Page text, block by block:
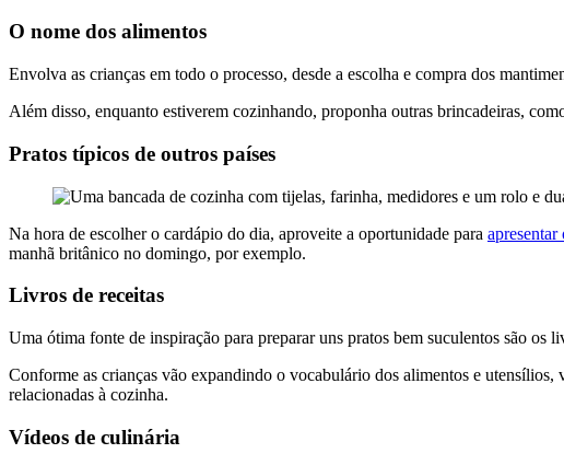
O nome dos alimentos
Envolva as crianças em todo o processo, desde a escolha e compra dos
Além disso, enquanto estiverem cozinhando, proponha outras brincadeiras,
Pratos típicos de outros países
Na hora de escolher o cardápio do dia, aproveite a oportunidade para
manhã britânico no domingo, por exemplo.
Livros de receitas
Uma ótima fonte de inspiração para preparar uns pratos bem suculentos são os
Conforme as crianças vão expandindo o vocabulário dos alimentos e
relacionadas à cozinha.
Vídeos de culinária